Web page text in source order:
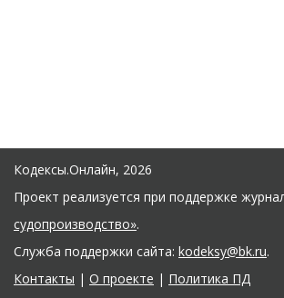
Кодексы.Онлайн, 2026
Проект реализуется при поддержке
судопроизводство».
Служба поддержки сайта: kodeksy@bk.ru.
Контакты | О проекте | Политика ПД